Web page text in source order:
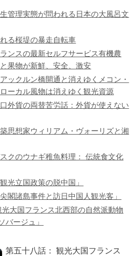
管理実態が問われる日本の大風呂文
る桜堤の暴走自転車
ンスの最新セルフサービス有機農
果物が新鮮、安全、激安
ックルン橋開通と消えゆくメコン・
ーカル風物は消えゆく観光資源
外貨の両替苦労話：外貨が使えない
思想家ウィリアム・ヴォーリズと湘
クのウナギ稚魚料理： 伝統食文化
光立国政策の脱中国」
閣諸島事件と訪日中国人観光客」
大国フランス北西部の自然派動物
バージュ」
第五十八話： 観光大国フランス